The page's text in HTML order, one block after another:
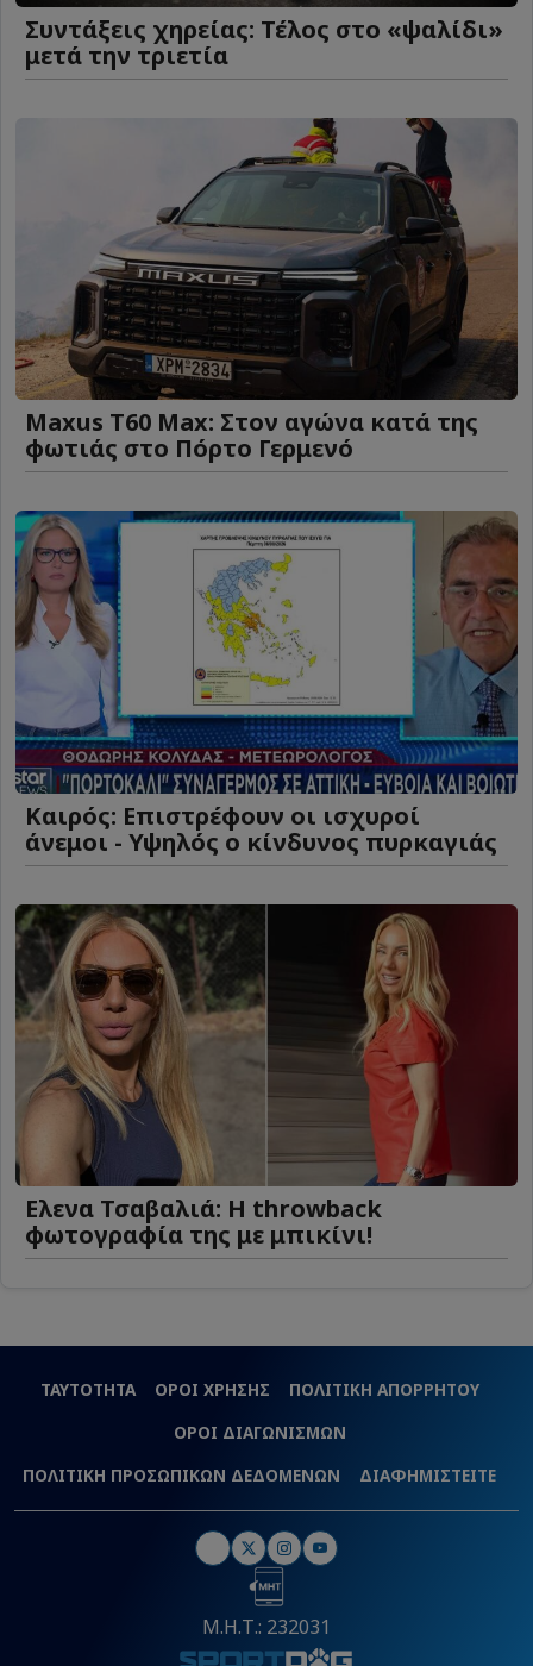
Συντάξεις χηρείας: Τέλος στο «ψαλίδι»
μετά την τριετία
Maxus T60 Max: Στον αγώνα κατά της
φωτιάς στο Πόρτο Γερμενό
Καιρός: Επιστρέφουν οι ισχυροί
άνεμοι - Υψηλός ο κίνδυνος πυρκαγιάς
Ελενα Τσαβαλιά: Η throwback
φωτογραφία της με μπικίνι!
ΤΑΥΤΟΤΗΤΑ ΟΡΟΙ ΧΡΗΣΗΣ
ΠΟΛΙΤΙΚΗ ΑΠΟΡΡΗΤΟΥ
ΟΡΟΙ ΔΙΑΓΩΝΙΣΜΩΝ
ΠΟΛΙΤΙΚΗ ΠΡΟΣΩΠΙΚΩΝ ΔΕΔΟΜΕΝΩΝ
ΔΙΑΦΗΜΙΣΤΕΙΤΕ
Μ.Η.Τ.: 232031